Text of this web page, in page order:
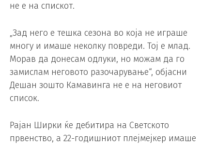
не е на спискот.
„Зад него е тешка сезона во која не играше
многу и имаше неколку повреди. Тој е млад.
Морав да донесам одлуки, но можам да го
замислам неговото разочарување“, објасни
Дешан зошто Камавинга не е на неговиот
список.
Рајан Ширки ќе дебитира на Светското
првенство, а 22-годишниот плејмејкер имаше